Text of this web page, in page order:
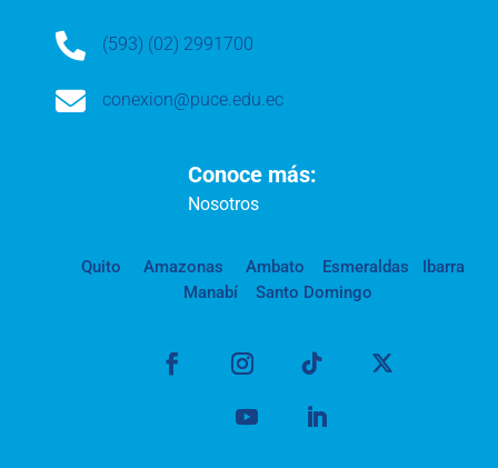
 (593) (02) 2991700
 conexion@puce.edu.ec
Conoce más:
Nosotros
Quito Amazonas Ambato Esmeraldas
Ibarra
Manabí
Santo Domingo